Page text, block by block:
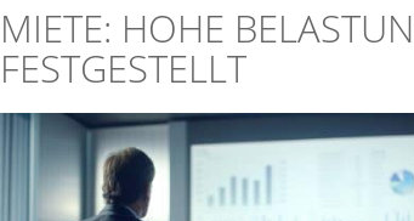
MIETE: HOHE
FESTGESTELLT